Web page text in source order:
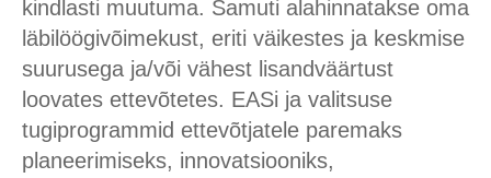
kindlasti muutuma. Samuti alahinnatakse oma
läbilöögivõimekust, eriti väikestes ja keskmise
suurusega ja/või vähest lisandväärtust
loovates ettevõtetes. EASi ja valitsuse
tugiprogrammid ettevõtjatele paremaks
planeerimiseks, innovatsiooniks,